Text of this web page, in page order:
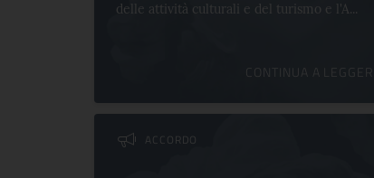
delle attività culturali e del turismo e l'A...
CONTINUA A LEGGERE
ACCORDO